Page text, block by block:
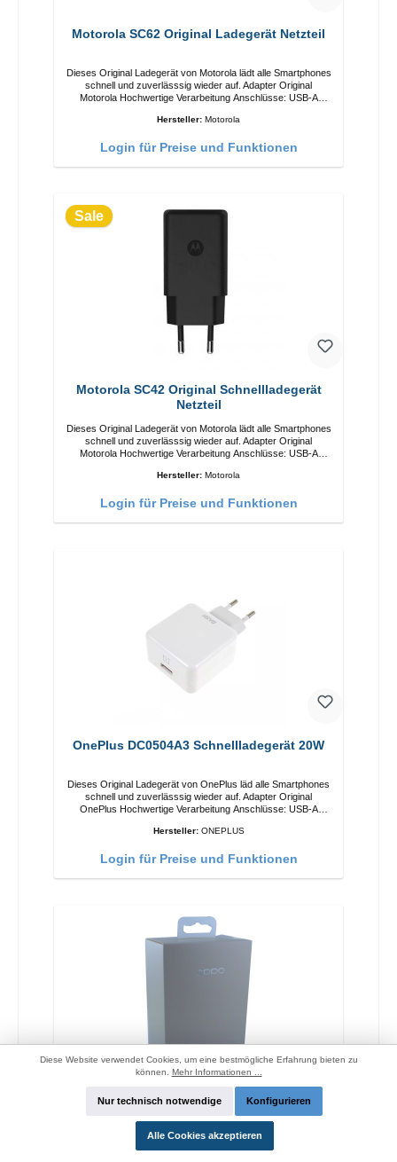
Motorola SC62 Original Ladegerät Netzteil
Dieses Original Ladegerät von Motorola lädt alle Smartphones
schnell und zuverlässsig wieder auf. Adapter Original
Motorola Hochwertige Verarbeitung Anschlüsse: USB-A
Hersteller: Motorola
Login für Preise und Funktionen
Sale
Motorola SC42 Original Schnellladegerät
Netzteil
Dieses Original Ladegerät von Motorola lädt alle Smartphones
schnell und zuverlässsig wieder auf. Adapter Original
Motorola Hochwertige Verarbeitung Anschlüsse: USB-A
Hersteller: Motorola
Login für Preise und Funktionen
OnePlus DC0504A3 Schnellladegerät 20W
Dieses Original Ladegerät von OnePlus läd alle Smartphones
schnell und zuverlässsig wieder auf. Adapter Original
OnePlus Hochwertige Verarbeitung Anschlüsse: USB-A
Hersteller: ONEPLUS
Login für Preise und Funktionen
Oppo OP92J Vooc Schnellladegerät 18W
Dieses Original Ladegerät von Oppo läd alle Smartphones
schnell und zuverlässsig wieder auf. Adapter Original Oppo
Diese Website verwendet Cookies, um eine bestmögliche Erfahrung bieten zu
können. Mehr Informationen ...
Nur technisch notwendige Konfigurieren
Alle Cookies akzeptieren